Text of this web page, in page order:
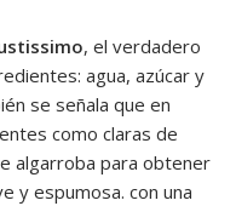
, el verdadero
agua, azúcar y
se señala que en
como claras de
algarroba para obtener
y espumosa. con una